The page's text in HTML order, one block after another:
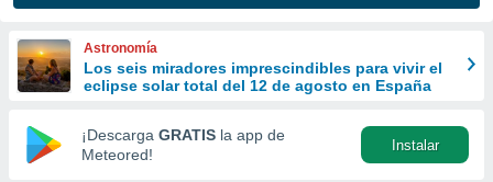
las
y
forma
digital
basada
Astronomía
Los seis miradores imprescindibles para vivir el
eclipse solar total del 12 de agosto en España
¡Descarga GRATIS la app de
Meteored!
Instalar